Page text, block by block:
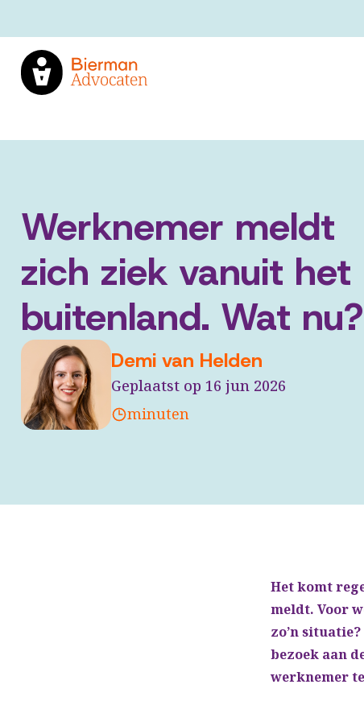
Werknemer meldt
zich ziek vanuit het
buitenland. Wat nu?
Demi van Helden
Geplaatst op 16 jun 2026
minuten
Het komt
meldt. Voor
zo’n
bezoek aan
werknemer